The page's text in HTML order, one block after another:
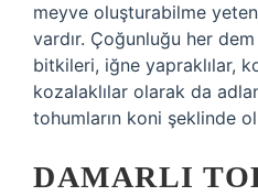
meyve oluşturabilme
vardır. Çoğunluğu her
bitkileri, iğne yapraklılar,
kozalaklılar olarak da
tohumların koni şeklinde
DAMARLI